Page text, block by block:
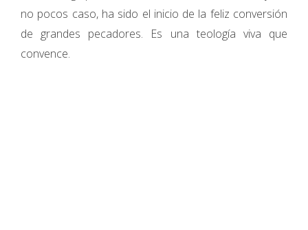
no pocos caso, ha sido el inicio de la feliz conversión
de grandes pecadores. Es una teología viva que
convence.